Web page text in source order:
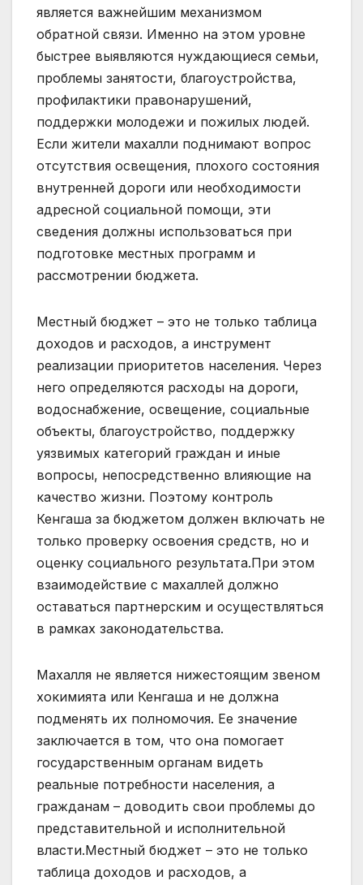
является важнейшим механизмом
обратной связи. Именно на этом уровне
быстрее выявляются нуждающиеся семьи,
проблемы занятости, благоустройства,
профилактики правонарушений,
поддержки молодежи и пожилых людей.
Если жители махалли поднимают вопрос
отсутствия освещения, плохого состояния
внутренней дороги или необходимости
адресной социальной помощи, эти
сведения должны использоваться при
подготовке местных программ и
рассмотрении бюджета.
Местный бюджет – это не только таблица
доходов и расходов, а инструмент
реализации приоритетов населения. Через
него определяются расходы на дороги,
водоснабжение, освещение, социальные
объекты, благоустройство, поддержку
уязвимых категорий граждан и иные
вопросы, непосредственно влияющие на
качество жизни. Поэтому контроль
Кенгаша за бюджетом должен включать не
только проверку освоения средств, но и
оценку социального результата.При этом
взаимодействие с махаллей должно
оставаться партнерским и осуществляться
в рамках законодательства.
Махалля не является нижестоящим звеном
хокимията или Кенгаша и не должна
подменять их полномочия. Ее значение
заключается в том, что она помогает
государственным органам видеть
реальные потребности населения, а
гражданам – доводить свои проблемы до
представительной и исполнительной
власти.Местный бюджет – это не только
таблица доходов и расходов, а